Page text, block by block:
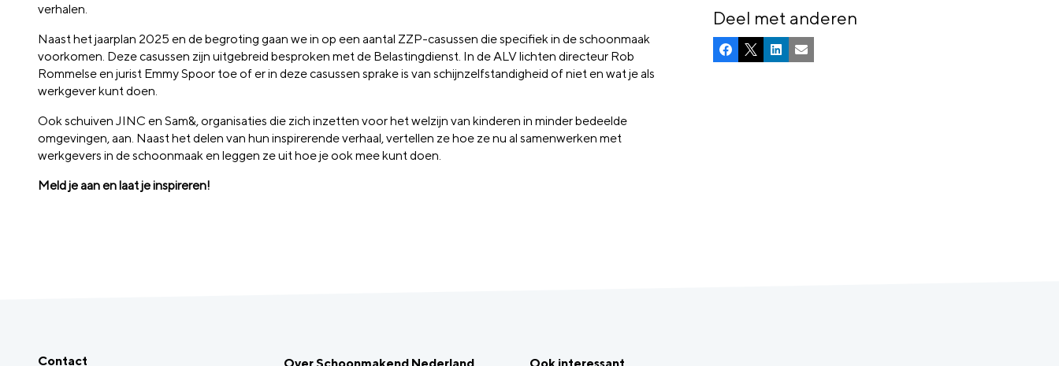
verhalen.
Naast het jaarplan 2025 en de begroting gaan we in op een aantal ZZP-casussen die specifiek in de schoonmaak
voorkomen. Deze casussen zijn uitgebreid besproken met de Belastingdienst. In de ALV lichten directeur Rob
Rommelse en jurist Emmy Spoor toe of er in deze casussen sprake is van schijnzelfstandigheid of niet en wat je als
werkgever kunt doen.
Ook schuiven JINC en Sam&, organisaties die zich inzetten voor het welzijn van kinderen in minder bedeelde
omgevingen, aan. Naast het delen van hun inspirerende verhaal, vertellen ze hoe ze nu al samenwerken met
werkgevers in de schoonmaak en leggen ze uit hoe je ook mee kunt doen.
Meld je aan en laat je inspireren!
Deel met anderen
Facebook
X LinkedInE-mail
Contact